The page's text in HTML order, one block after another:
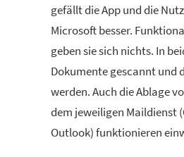
gefällt die App und die
Microsoft besser.
geben sie sich nichts. In
Dokumente gescannt und
werden. Auch die Ablage
dem jeweiligen Maildienst
Outlook) funktionieren